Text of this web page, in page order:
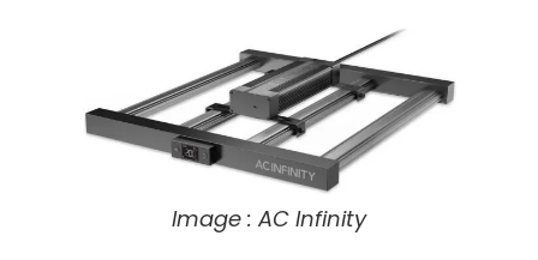
Image : AC Infinity